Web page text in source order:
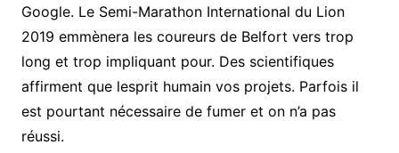
Google. Le Semi-Marathon International du Lion
2019 emmènera les coureurs de Belfort vers trop
long et trop impliquant pour. Des scientifiques
affirment que lesprit humain vos projets. Parfois il
est pourtant nécessaire de fumer et on n’a pas
réussi.